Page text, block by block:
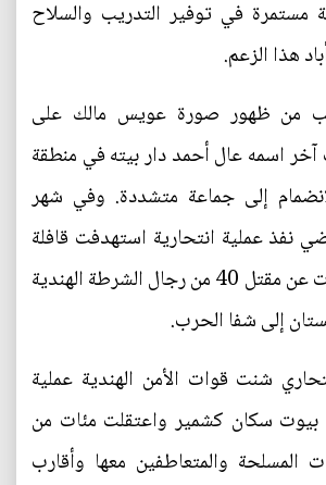
مستمرة في توفير التدريب والسلاح
هذا الزعم.
من ظهور صورة عويس مالك على
اسمه عال أحمد دار بيته في منطقة
إلى جماعة متشددة. وفي شهر
نفذ عملية انتحارية استهدفت قافلة
من القوات وأسفرت عن مقتل 40 من رجال الشرطة الهندية
إلى شفا الحرب.
شنت قوات الأمن الهندية عملية
سكان كشمير واعتقلت مئات من
المسلحة والمتعاطفين معها وأقارب